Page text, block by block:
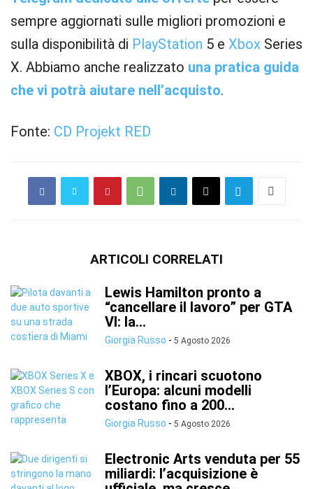
sempre aggiornati sulle migliori promozioni e
sulla disponibilità di PlayStation 5 e Xbox Series
X. Abbiamo anche realizzato una pratica guida
che vi potrà aiutare nell’acquisto.
Fonte: CD Projekt RED
ARTICOLI CORRELATI
Lewis Hamilton pronto a
“cancellare il lavoro” per GTA
VI: la...
Giorgia Russo - 5 Agosto 2026
XBOX, i rincari scuotono
l’Europa: alcuni modelli
costano fino a 200...
Giorgia Russo - 5 Agosto 2026
Electronic Arts venduta per 55
miliardi: l’acquisizione è